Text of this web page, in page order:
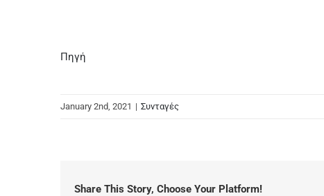
Πηγή
January 2nd, 2021 | Συνταγές
Share This Story, Choose Your Platform!